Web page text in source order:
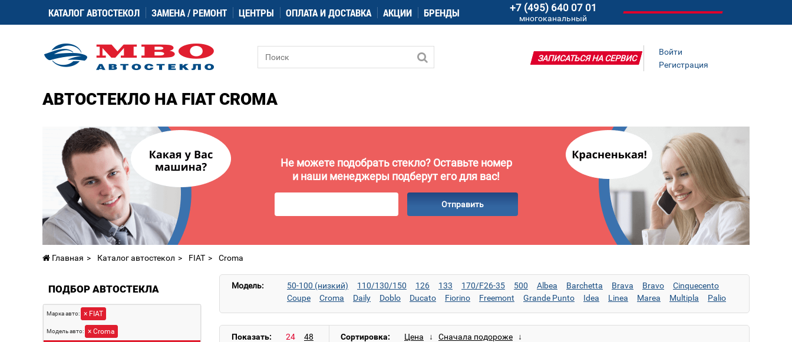
КАТАЛОГ АВТОСТЕКОЛ ЗАМЕНА / РЕМОНТ ЦЕНТРЫ ОПЛАТА И ДОСТАВКА АКЦИИ БРЕНДЫ +7 (495) 640 07 01
многоканальный
Войти
Регистрация
ЗАПИСАТЬСЯ НА СЕРВИС
АВТОСТЕКЛО НА FIAT CROMA
Не можете подобрать стекло? Оставьте номер
и наши менеджеры подберут его для вас!
Отправить
Главная Каталог автостекол FIAT Croma
ПОДБОР АВТОСТЕКЛА
Марка авто: × FIAT
Модель авто: × Croma
Модель: 50-100 (низкий) 110/130/150 126 133 170/F26-35 500 Albea Barchetta Brava Bravo
Cinquecento
Coupe
Croma Daily Doblo Ducato Fiorino Freemont Grande Punto Idea Linea Marea Multipla
Palio
Показать: Сортировка: